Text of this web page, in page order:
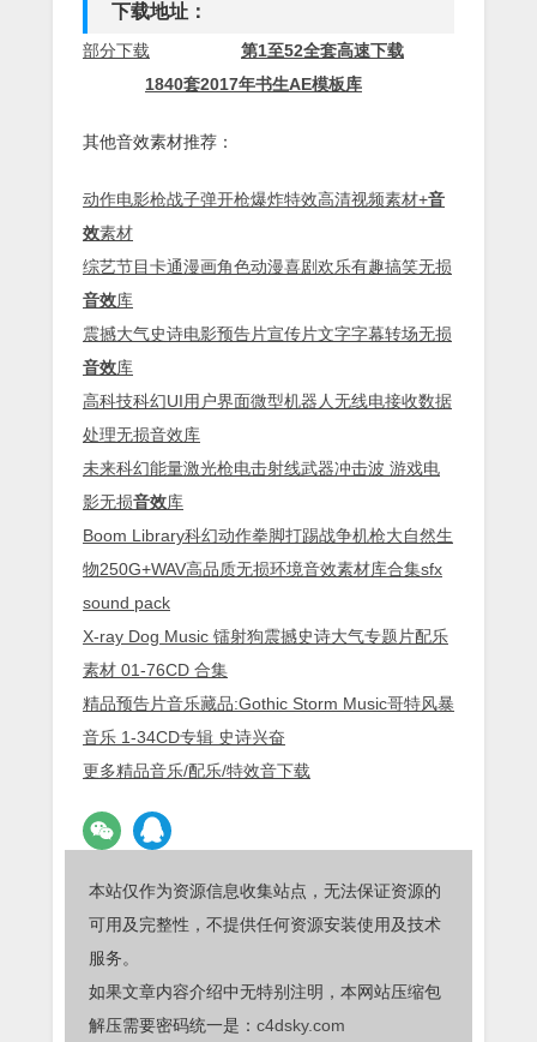
下载地址：
部分下载
第1至52全套高速下载
1840套2017年书生AE模板库
其他音效素材推荐：
动作电影枪战子弹开枪爆炸特效高清视频素材+音
效素材
综艺节目卡通漫画角色动漫喜剧欢乐有趣搞笑无损
音效库
震撼大气史诗电影预告片宣传片文字字幕转场无损
音效库
高科技科幻UI用户界面微型机器人无线电接收数据
处理无损音效库
未来科幻能量激光枪电击射线武器冲击波 游戏电
影无损音效库
Boom Library科幻动作拳脚打踢战争机枪大自然生
物250G+WAV高品质无损环境音效素材库合集sfx
sound pack
X-ray Dog Music 镭射狗震撼史诗大气专题片配乐
素材 01-76CD 合集
精品预告片音乐藏品:Gothic Storm Music哥特风暴
音乐 1-34CD专辑 史诗兴奋
更多精品音乐/配乐/特效音下载
本站仅作为资源信息收集站点，无法保证资源的
可用及完整性，不提供任何资源安装使用及技术
服务。
如果文章内容介绍中无特别注明，本网站压缩包
解压需要密码统一是： c4dsky.com